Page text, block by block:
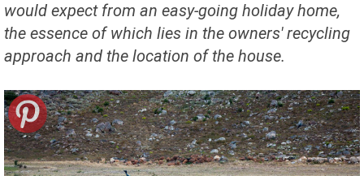
would expect from an easy-going holiday home,
the essence of which lies in the owners' recycling
approach and the location of the house.